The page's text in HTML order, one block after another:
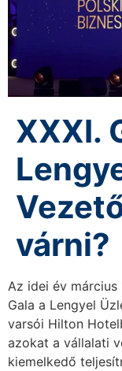
XXXI.
várni?
Az idei év március
Gala a Lengyel
varsói Hilton
azokat a vállalati
kiemelkedő